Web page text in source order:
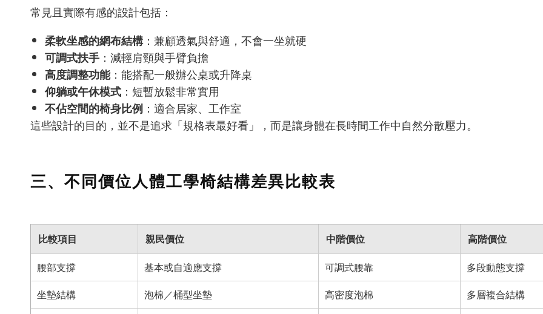
常見且實際有感的設計包括：
柔軟坐感的網布結構：兼顧透氣與舒適，不會一坐就硬
可調式扶手 ：減輕肩頸與手臂負擔
高度調整功能：能搭配一般辦公桌或升降桌
仰躺或午休模式 ：短暫放鬆非常實用
不佔空間的椅身比例 ：適合居家、工作室
這些設計的目的，並不是追求「規格表最好看」，而是讓身體在長時間工作中自然分散壓力。
三、不同價位人體工學椅結構差異比較表
比較項目 親民價位 中階價位 高階價位
腰部支撐 基本或自適應支撐 可調式腰靠
多段動態支撐
坐墊結構
泡棉／桶型坐墊 高密度泡棉
多層複合結構